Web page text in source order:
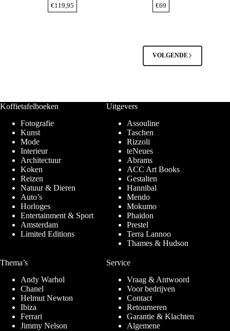
€119,95 €69
VOLGENDE
Koffietafelboeken
Fotografie
Kunst
Mode
Interieur
Architectuur
Koken
Reizen
Natuur & Dieren
Auto’s
Horloges
Entertainment & Sport
Amsterdam
Limited Editions
Uitgevers
Assouline
Taschen
Rizzoli
teNeues
Abrams
ACC Art Books
Gestalten
Hannibal
Mendo
Mokumo
Phaidon
Prestel
Terra Lannoo
Thames & Hudson
Thema’s
Andy Warhol
Chanel
Helmut Newton
Ibiza
Ferrari
Jimmy Nelson
Service
Vraag & Antwoord
Voor bedrijven
Contact
Retourneren
Garantie & Klachten
Algemene